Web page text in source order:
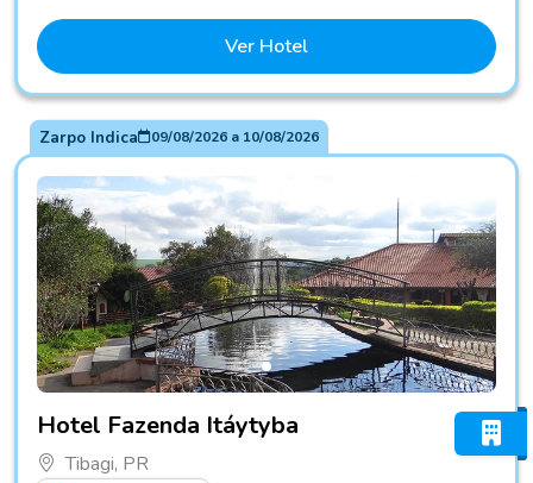
Ver Hotel
Zarpo Indica 09/08/2026a 10/08/2026
Hotel Fazenda Itáytyba
Tibagi, PR